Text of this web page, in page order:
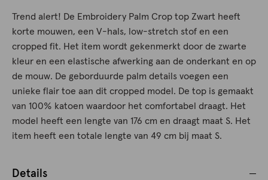
Trend alert! De Embroidery Palm Crop top Zwart heeft
korte mouwen, een V-hals, low-stretch stof en een
cropped fit. Het item wordt gekenmerkt door de zwarte
kleur en een elastische afwerking aan de onderkant en op
de mouw. De geborduurde palm details voegen een
unieke flair toe aan dit cropped model. De top is gemaakt
van 100% katoen waardoor het comfortabel draagt. Het
model heeft een lengte van 176 cm en draagt maat S. Het
item heeft een totale lengte van 49 cm bij maat S.
Details